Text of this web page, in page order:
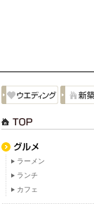
ラーメン
ランチ
カフェ